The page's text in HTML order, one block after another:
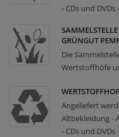
- CDs und
GRÜNGUT
Die
Wertstoffhöfe
Angeliefert
Altbekleidung -
- CDs und